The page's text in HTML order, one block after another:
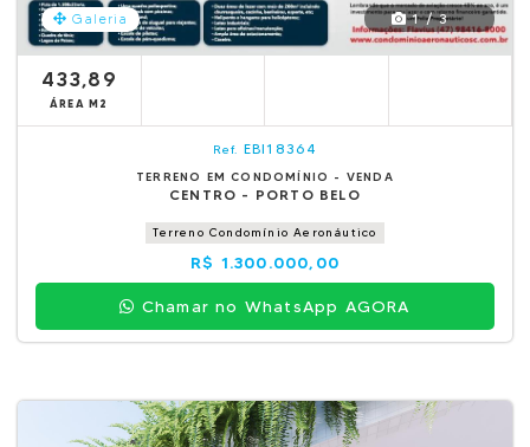
Galeria 1 / 3
433,89
ÁREA M2
Ref. EBI18364
TERRENO EM CONDOMÍNIO - VENDA
CENTRO - PORTO BELO
Terreno Condomínio Aeronáutico
R$ 1.300.000,00
Chamar no WhatsApp AGORA